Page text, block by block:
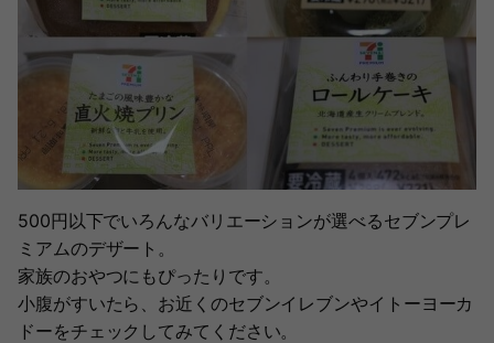
500円以下でいろんなバリエーションが選べるセブンプレ
ミアムのデザート。
家族のおやつにもぴったりです。
小腹がすいたら、お近くのセブンイレブンやイトーヨーカ
ドーをチェックしてみてください。